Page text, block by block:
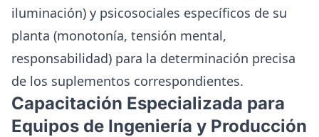
iluminación) y psicosociales específicos de su
planta (monotonía, tensión mental,
responsabilidad) para la determinación precisa
de los suplementos correspondientes.
Capacitación Especializada para
Equipos de Ingeniería y Producción